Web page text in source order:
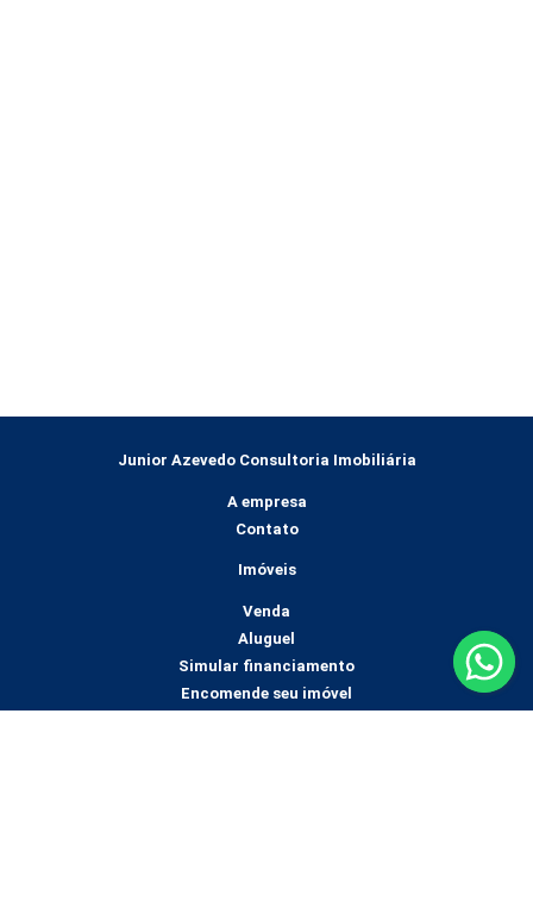
Junior Azevedo Consultoria Imobiliária
A empresa
Contato
Imóveis
Venda
Aluguel
Simular financiamento
Encomende seu imóvel